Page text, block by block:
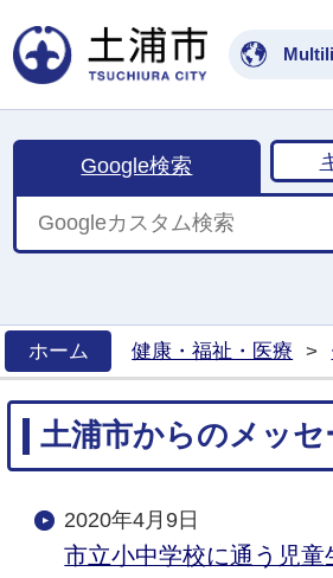
Google検索
ホーム
健康・福祉・医療 >
土浦市からのメッセ
2020年4月9日
市立小中学校に通う児童